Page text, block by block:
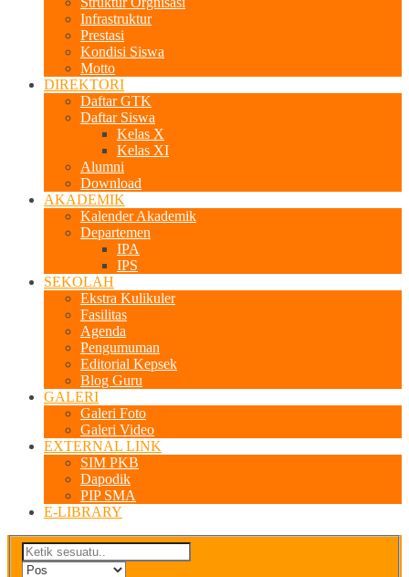
Infrastruktur
Prestasi
Kondisi Siswa
Motto
DIREKTORI
Daftar GTK
Daftar Siswa
Kelas X
Kelas XI
Alumni
Download
AKADEMIK
Kalender Akademik
Departemen
IPA
IPS
SEKOLAH
Ekstra Kulikuler
Fasilitas
Agenda
Pengumuman
Editorial Kepsek
Blog Guru
GALERI
Galeri Foto
Galeri Video
EXTERNAL LINK
SIM PKB
Dapodik
PIP SMA
E-LIBRARY